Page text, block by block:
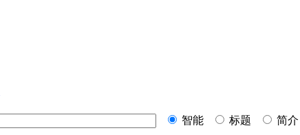
智能
标题 简介